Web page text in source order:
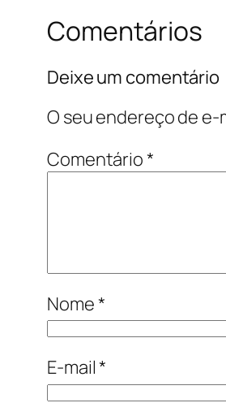
Comentários
Deixe um comentário
O seu endereço de
Comentário*
Nome*
E-mail*